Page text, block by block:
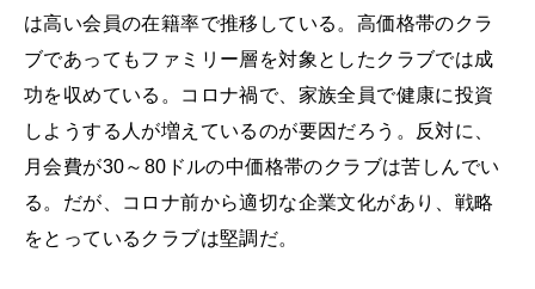
は高い会員の在籍率で推移している。高価格帯のクラ
ブであってもファミリー層を対象としたクラブでは成
功を収めている。コロナ禍で、家族全員で健康に投資
しようする人が増えているのが要因だろう。反対に、
月会費が30～80ドルの中価格帯のクラブは苦しんでい
る。だが、コロナ前から適切な企業文化があり、戦略
をとっているクラブは堅調だ。